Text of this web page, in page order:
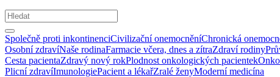
Společně proti inkontinenciCivilizační onemocněníChronická
Osobní zdravíNaše rodinaFarmacie včera, dnes a zítraZdraví rodiny
Cesta pacientaZdravý nový rokPlodnost onkologických pacientek
Plicní zdravíImunologiePacient a lékařZralé ženyModerní medicína